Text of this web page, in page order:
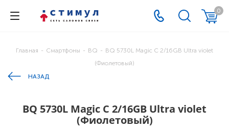
0
Главная - Смартфоны - BQ - BQ 5730L Magic C 2/16GB Ultra violet
(Фиолетовый)
НАЗАД
BQ 5730L Magic C 2/16GB Ultra violet
(Фиолетовый)